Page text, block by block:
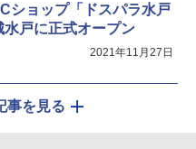
ショップ「ドスパラ水戸
戸に正式オープン
2021年11月27日
事を見る